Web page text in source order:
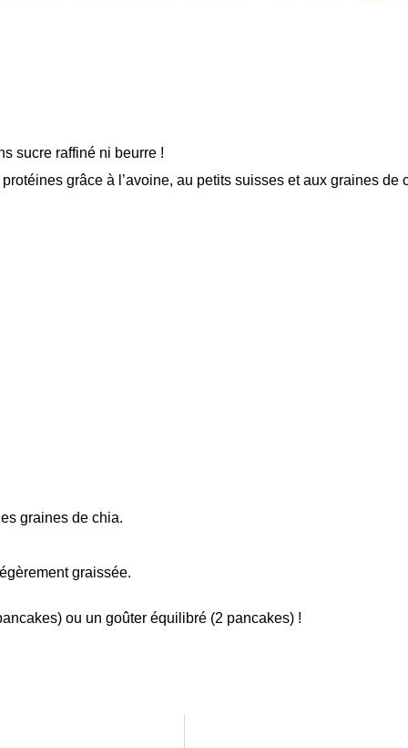
sucre raffiné ni beurre !
grâce à l’avoine, au petits suisses et aux graines de
graines de chia.
graissée.
ou un goûter équilibré (2 pancakes) !